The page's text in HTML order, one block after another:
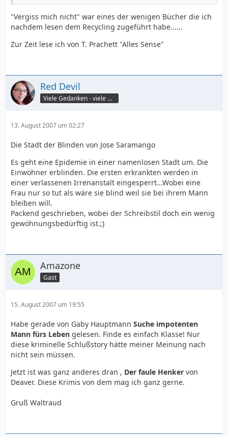
Hab schon 2 Bücher von ihr durch "Vergiss mein nicht"
und Dreh dich nicht um"
Alle Bücher haben mich bisher gefesselt.
Personen schreibt.
Es gibt einen Chief, eine Gerichtismedizinerin (die
waren auch mal verheiratet und sind geschieden und
und und) ein Cop, ein Pastor, ect, halt Personen, die in
Teilweise sind sie selber darin verstrickt.
Also, wer auf Thriller steht, diese Bücher kann ich nur
Sie sind eigentlich keine Serie, jedoch merke ich gerade
beim Lesen das man das Buch "Belladonna" als erstes
lesen sollte.
Ich bin einfach nur Begeistert
"Vergiss mich nicht" war eines der wenigen Bücher die ich
nachdem lesen dem Recycling zugeführt habe......
Zur Zeit lese ich von T. Prachett "Alles Sense"
Red Devil
Viele Gedanken - viele Worte
13. August 2007 um 02:27
Die Stadt der Blinden von Jose Saramango
Es geht eine Epidemie in einer namenlosen Stadt um. Die
Einwohner erblinden. Die ersten erkrankten werden in
einer verlassenen Irrenanstalt eingesperrt...Wobei eine
Frau nur so tut als wäre sie blind weil sie bei ihrem Mann
bleiben will.
Packend geschrieben, wobei der Schreibstil doch ein wenig
gewöhnungsbedürftig ist.;)
Amazone
Gast
15. August 2007 um 19:55
Habe gerade von Gaby Hauptmann Suche impotenten
Mann fürs Leben gelesen. Finde es einfach Klasse! Nur
diese kriminelle Schlußstory hätte meiner Meinung nach
nicht sein müssen.
Jetzt ist was ganz anderes dran , Der faule Henker von
Deaver. Diese Krimis von dem mag ich ganz gerne.
Gruß Waltraud